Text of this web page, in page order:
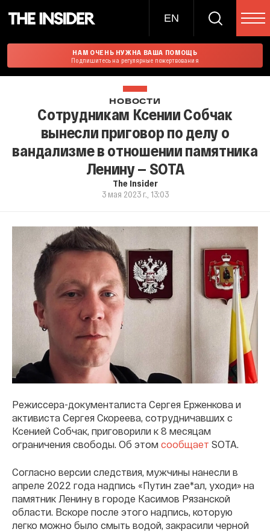
EN
НАМ ОЧЕНЬ НУЖНА ВАША ПОМОЩЬ
Подпишитесь на регулярные пожертвования
НОВОСТИ
Сотрудникам Ксении Собчак
вынесли приговор по делу о
вандализме в отношении памятника
Ленину — SOTA
The Insider
3 мая 2023 г., 13:03
Режиссера-документалиста Сергея Ерженкова и
активиста Сергея Скореева, сотрудничавших с
Ксенией Собчак, приговорили к 8 месяцам
ограничения свободы. Об этом сообщает SOTA.
Согласно версии следствия, мужчины нанесли в
апреле 2022 года надпись «Путин zае*ал, уходи» на
памятник Ленину в городе Касимов Рязанской
области. Вскоре после этого надпись, которую
легко можно было смыть водой, закрасили черной